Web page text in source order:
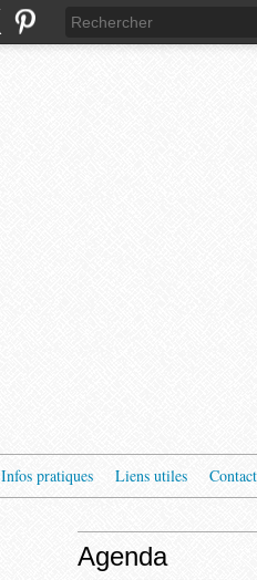
Infos pratiques Liens utiles Contact
Agenda